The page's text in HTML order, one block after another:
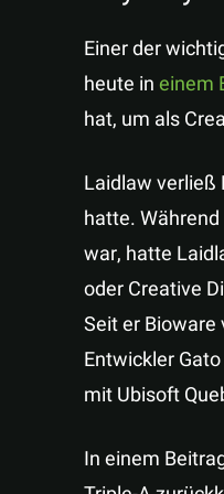
Einer der
heute ineinem
hat, um als
Laidlaw verließ
hatte.
war, hatte
oder Creative
Seit er
Entwickler
mit Ubisoft
In einem